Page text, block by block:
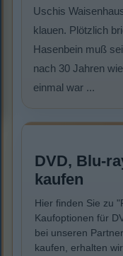
Uschis
klauen. Plötzlich
Hasenbein muß
nach 30 Jahren
einmal war ...
DVD, Blu-
kaufen
Hier finden Sie zu
Kaufoptionen für
bei unseren
kaufen, erhalten